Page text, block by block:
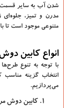
شدن آب به سایر
مدرن و تمیز،
متنوعی موجود است تا
انواع کابین
با توجه به تنوع
انتخاب گزینه مناسب
می‌پردازیم.
کابین دوش